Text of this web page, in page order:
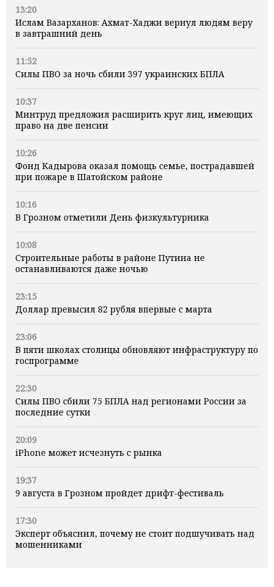
13:20
Ислам Вазарханов: Ахмат-Хаджи вернул людям веру
в завтрашний день
11:52
Силы ПВО за ночь сбили 397 украинских БПЛА
10:37
Минтруд предложил расширить круг лиц, имеющих
право на две пенсии
10:26
Фонд Кадырова оказал помощь семье, пострадавшей
при пожаре в Шатойском районе
10:16
В Грозном отметили День физкультурника
10:08
Строительные работы в районе Путина не
останавливаются даже ночью
23:15
Доллар превысил 82 рубля впервые с марта
23:06
В пяти школах столицы обновляют инфраструктуру по
госпрограмме
22:30
Силы ПВО сбили 75 БПЛА над регионами России за
последние сутки
20:09
iPhone может исчезнуть с рынка
19:37
9 августа в Грозном пройдет дрифт-фестиваль
17:30
Эксперт объяснил, почему не стоит подшучивать над
мошенниками